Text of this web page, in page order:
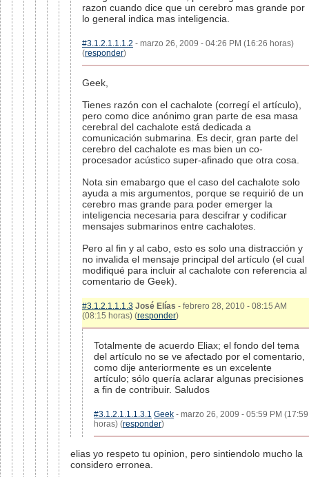
razon cuando dice que un cerebro mas grande por
lo general indica mas inteligencia.
#3.1.2.1.1.1.2 - marzo 26, 2009 - 04:26 PM (16:26 horas)
(responder)
Geek,
Tienes razón con el cachalote (corregí el artículo),
pero como dice anónimo gran parte de esa masa
cerebral del cachalote está dedicada a
comunicación submarina. Es decir, gran parte del
cerebro del cachalote es mas bien un co-
procesador acústico super-afinado que otra cosa.
Nota sin emabargo que el caso del cachalote solo
ayuda a mis argumentos, porque se requirió de un
cerebro mas grande para poder emerger la
inteligencia necesaria para descifrar y codificar
mensajes submarinos entre cachalotes.
Pero al fin y al cabo, esto es solo una distracción y
no invalida el mensaje principal del artículo (el cual
modifiqué para incluir al cachalote con referencia al
comentario de Geek).
#3.1.2.1.1.1.3 José Elías - febrero 28, 2010 - 08:15 AM
(08:15 horas) (responder)
Totalmente de acuerdo Eliax; el fondo del tema
del artículo no se ve afectado por el comentario,
como dije anteriormente es un excelente
artículo; sólo quería aclarar algunas precisiones
a fin de contribuir. Saludos
#3.1.2.1.1.1.3.1 Geek - marzo 26, 2009 - 05:59 PM (17:59
horas) (responder)
elias yo respeto tu opinion, pero sintiendolo mucho la
considero erronea.